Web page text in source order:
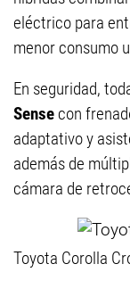
eléctrico para
menor consumo
En seguridad,
Sense con
adaptativo y
además de
cámara de
Toyota Corolla